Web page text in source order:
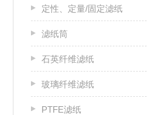
定性、定量/固定滤纸
滤纸筒
石英纤维滤纸
玻璃纤维滤纸
PTFE滤纸